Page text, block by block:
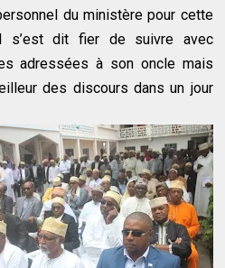
du ministère pour cette
Il s’est dit fier de suivre avec
adressées à son oncle mais
des discours dans un jour